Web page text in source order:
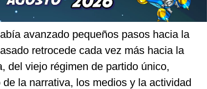
avanzado pequeños pasos hacia la
retrocede cada vez más hacia la
del viejo régimen de partido único,
la narrativa, los medios y la actividad